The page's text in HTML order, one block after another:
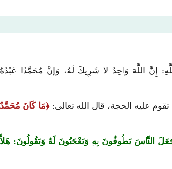
إِنَّ اللَّهَ وَاحِدٌ لا شَرِيكَ لَهُ، وَإنَّ مُحَمَّدًا عَبْدُهُ
عليه الحجة، قال الله تعالى: مَا كَانَ مُحَمَّدٌ
النَّاسَ يَطُوفُونَ بِهِ وَيَعْجَبُونَ لَهُ وَيَقُولُونَ: هَلاَّ